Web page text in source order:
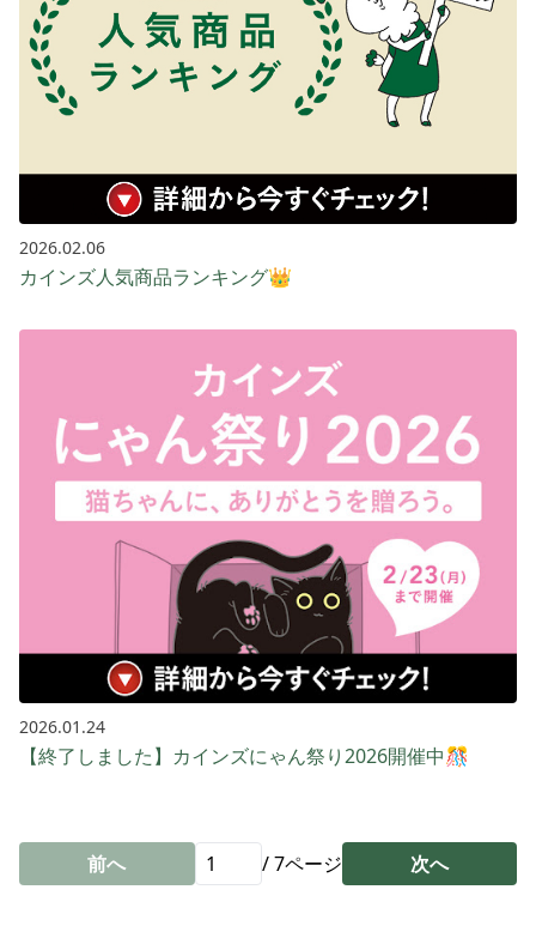
2026.02.06
カインズ人気商品ランキング👑
2026.01.24
【終了しました】カインズにゃん祭り2026開催中🎊
前へ /7ページ 次へ